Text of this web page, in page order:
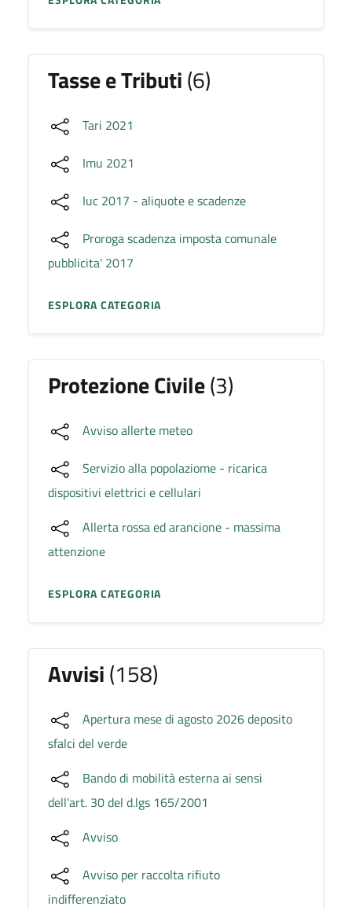
Tasse e Tributi(6)
Tari 2021
Imu 2021
Iuc 2017 - aliquote e scadenze
Proroga scadenza imposta comunale
pubblicita' 2017
ESPLORA CATEGORIA
Protezione Civile(3)
Avviso allerte meteo
Servizio alla popolaziome - ricarica
dispositivi elettrici e cellulari
Allerta rossa ed arancione - massima
attenzione
ESPLORA CATEGORIA
Avvisi(158)
Apertura mese di agosto 2026 deposito
sfalci del verde
Bando di mobilità esterna ai sensi
dell'art. 30 del d.lgs 165/2001
Avviso
Avviso per raccolta rifiuto
indifferenziato